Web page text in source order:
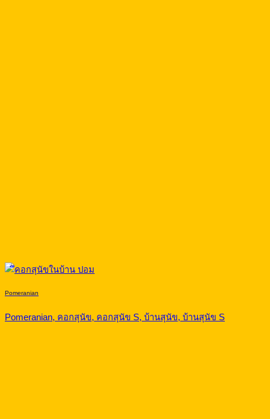
Pomeranian
Pomeranian, คอกสุนัข, คอกสุนัข S, บ้านสุนัข, บ้านสุนัข S